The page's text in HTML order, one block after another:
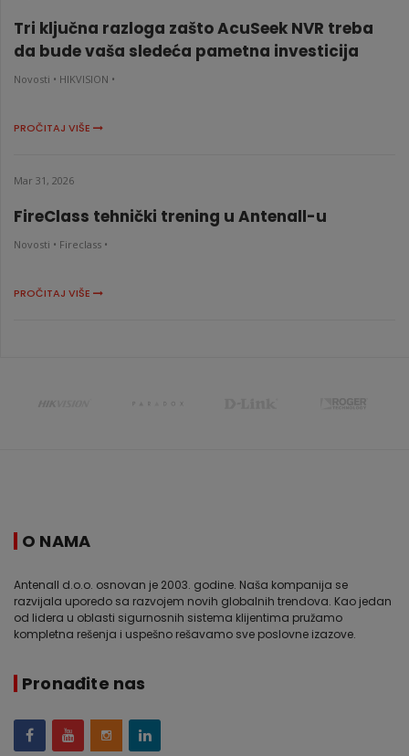
Tri ključna razloga zašto AcuSeek NVR treba
da bude vaša sledeća pametna investicija
Novosti • HIKVISION •
PROČITAJ VIŠE
Mar 31, 2026
FireClass tehnički trening u Antenall-u
Novosti • Fireclass •
PROČITAJ VIŠE
O NAMA
Antenall d.o.o. osnovan je 2003. godine. Naša kompanija se
razvijala uporedo sa razvojem novih globalnih trendova. Kao jedan
od lidera u oblasti sigurnosnih sistema klijentima pružamo
kompletna rešenja i uspešno rešavamo sve poslovne izazove.
Pronađite nas